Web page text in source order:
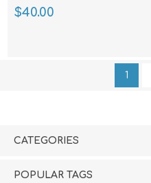
$40.00
1
CATEGORIES
POPULAR TAGS